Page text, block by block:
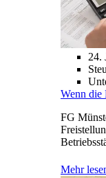
24.
Wenn die
FG
Mehr